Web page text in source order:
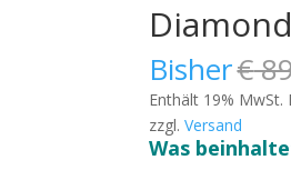
Bisher€
Enthält 19% MwSt.
zzgl.Versand
Was